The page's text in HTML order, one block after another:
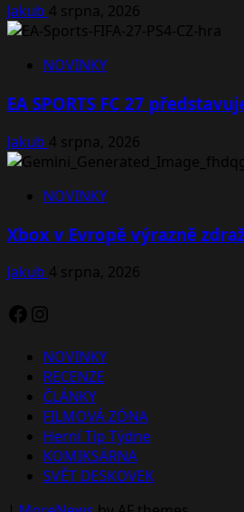
Jakub 4 srpna, 2026
NOVINKY
EA SPORTS FC 27
Jakub 4 srpna, 2026
NOVINKY
Xbox v Evropě výrazně
Jakub 4 srpna, 2026
Facebook
Instagram
NOVINKY
RECENZE
ČLÁNKY
FILMOVÁ ZÓNA
Herní Tip Týdne
KOMIKSÁRNA
SVĚT DESKOVEK